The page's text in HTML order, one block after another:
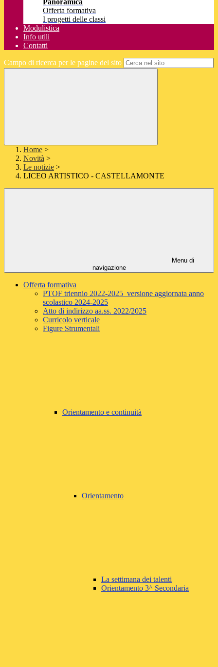
Panoramica
Offerta formativa
I progetti delle classi
Modulistica
Info utili
Contatti
Campo di ricerca per le pagine del sito
Home >
Novità >
Le notizie >
LICEO ARTISTICO - CASTELLAMONTE
Menu di
navigazione
Offerta formativa
PTOF triennio 2022-2025 versione aggiornata anno
scolastico 2024-2025
Atto di indirizzo aa.ss. 2022/2025
Curricolo verticale
Figure Strumentali
Orientamento e continuità
Orientamento
La settimana dei talenti
Orientamento 3^ Secondaria